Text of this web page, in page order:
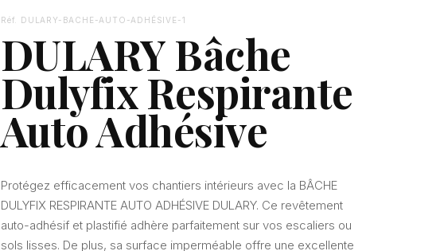
Réf. DULARY-BACHE-AUTO-ADHÉSIVE-1
DULARY Bâche
Dulyfix Respirante
Auto Adhésive
Protégez efficacement vos chantiers intérieurs avec la BÂCHE
DULYFIX RESPIRANTE AUTO ADHÉSIVE DULARY. Ce revêtement
auto-adhésif et plastifié adhère parfaitement sur vos escaliers ou
sols lisses. De plus, sa surface imperméable offre une excellente